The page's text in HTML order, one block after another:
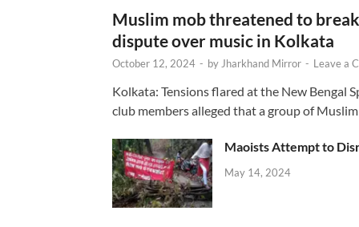
Muslim mob threatened to
dispute over music in Kolkata
October 12, 2024 - byJharkhand Mirror - Leave a
Kolkata: Tensions flared at the New Bengal
club members alleged that a group of
Maoists Attempt to
May 14, 2024